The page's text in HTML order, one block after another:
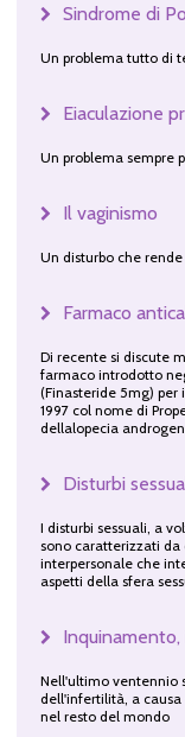
Sindrome di
Un problema tutto di
Eiaculazione
Un problema sempre
Il vaginismo
Un disturbo che
Farmaco
Di recente si discute
farmaco introdotto
(Finasteride 5mg)
1997 col nome di
dellalopecia
Disturbi
I disturbi sessuali, a
sono caratterizzati
interpersonale che
aspetti della sfera
Nell'ultimo ventennio
dell'infertilità, a
nel resto del mondo